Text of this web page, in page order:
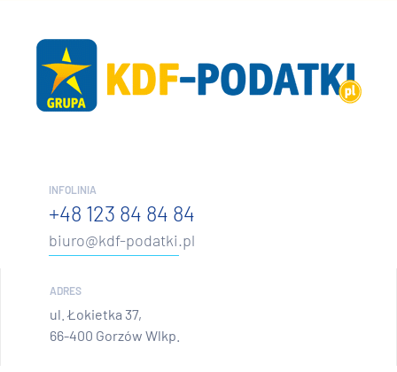
INFOLINIA
+48 123 84 84 84
biuro@kdf-podatki.pl
ADRES
ul. Łokietka 37,
66-400 Gorzów Wlkp.